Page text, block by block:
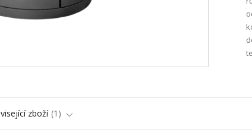
zboží 1